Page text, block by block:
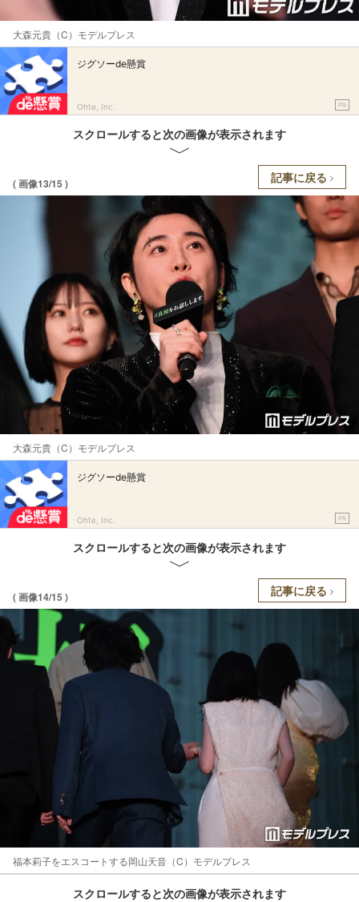
大森元貴（C）モデルプレス
ジグソーde懸賞
Ohte, Inc. PR
スクロールすると次の画像が表示されます
( 画像13/15 ) 記事に戻る
大森元貴（C）モデルプレス
ジグソーde懸賞
Ohte, Inc. PR
スクロールすると次の画像が表示されます
( 画像14/15 ) 記事に戻る
福本莉子をエスコートする岡山天音（C）モデルプレス
スクロールすると次の画像が表示されます